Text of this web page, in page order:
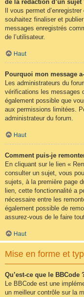
de la rédaction d’un sujet
Il vous permet
souhaitez finaliser et
messages enregistrés
de l’utilisateur.
Haut
Pourquoi mon message
Les administrateurs du
vérifications les messages
également possible que
aux permissions limitées.
administrateur du forum.
Haut
Comment puis-je
En cliquant sur le lien «
consulter un sujet, vous
sujets, à la première page
lien, cette fonctionnalité a
nécessaire entre les
également possible de
assurez-vous de le faire
Haut
Mise en forme et
Qu’est-ce que le BBCode
Le BBCode est une
un meilleur contrôle sur la